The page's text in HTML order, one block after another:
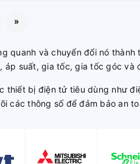
»
và chuyển đổi nó thành
áp suất, gia tốc, gia tốc góc và
bị điện tử tiêu dùng như
các thông số để đảm bảo an